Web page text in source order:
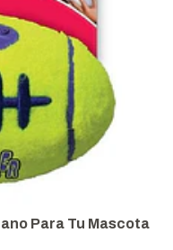
Bone Para Tu
L